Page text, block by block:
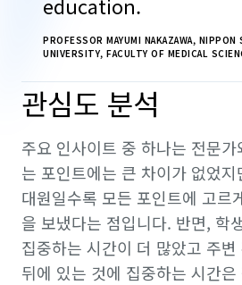
PROFESSOR MAYUMI NAKAZAWA,
UNIVERSITY, FACULTY OF MEDICAL
관심도 분석
주요 인사이트 중 하나는 전문
는 포인트에는 큰 차이가 없었
대원일수록 모든 포인트에 고르
을 보냈다는 점입니다. 반면, 학
집중하는 시간이 더 많았고 주
뒤에 있는 것에 집중하는 시간